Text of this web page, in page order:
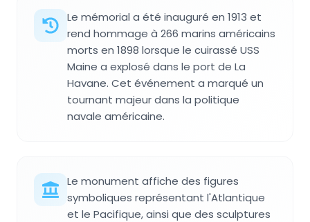
Le mémorial a été inauguré en 1913 et
rend hommage à 266 marins américains
morts en 1898 lorsque le cuirassé USS
Maine a explosé dans le port de La
Havane. Cet événement a marqué un
tournant majeur dans la politique
navale américaine.
Le monument affiche des figures
symboliques représentant l'Atlantique
et le Pacifique, ainsi que des sculptures